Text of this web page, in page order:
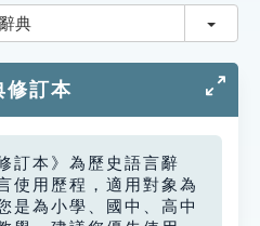
典 切換
修訂本
訂本》為歷史語言辭
使用歷程，適用對象為
是為小學、國中、高中